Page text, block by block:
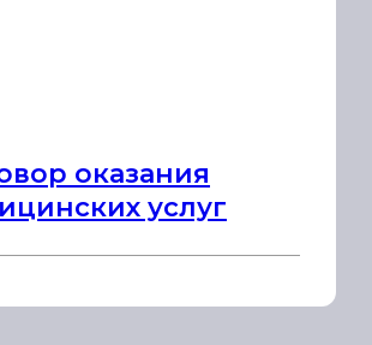
оказания
услуг